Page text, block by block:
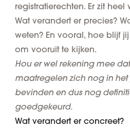
registratierechten. Er zit
Wat verandert er precies?
weten? En vooral, hoe blijf
om vooruit te kijken.
Hou er wel rekening mee
maatregelen zich nog in
bevinden en dus nog
goedgekeurd.
Wat verandert er concreet?